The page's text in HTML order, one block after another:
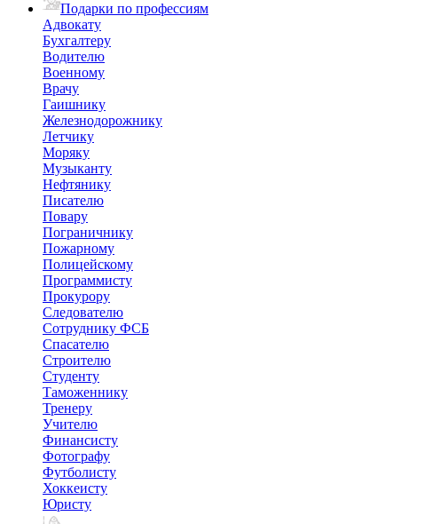
Подарки по профессиям
Адвокату
Бухгалтеру
Водителю
Военному
Врачу
Гаишнику
Железнодорожнику
Летчику
Моряку
Музыканту
Нефтянику
Писателю
Повару
Пограничнику
Пожарному
Полицейскому
Программисту
Прокурору
Следователю
Сотруднику ФСБ
Спасателю
Строителю
Студенту
Таможеннику
Тренеру
Учителю
Финансисту
Фотографу
Футболисту
Хоккеисту
Юристу